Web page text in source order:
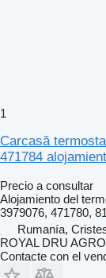
1
Carcasă
471784
Precio a consultar
Alojamiento del
3979076, 471780,
Rumanía,
ROYAL DRU
Contacte con el